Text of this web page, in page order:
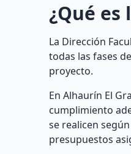
¿Qué
La Dirección
todas las fases
proyecto.
En Alhaurín El
cumplimiento
se realicen
presupuestos